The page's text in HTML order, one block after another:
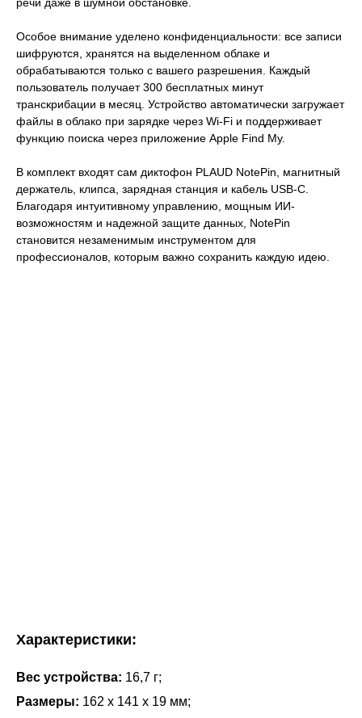
Особое внимание уделено конфиденциальности: все записи
шифруются, хранятся на выделенном облаке и
обрабатываются только с вашего разрешения. Каждый
пользователь получает 300 бесплатных минут
транскрибации в месяц. Устройство автоматически загружает
файлы в облако при зарядке через Wi‑Fi и поддерживает
функцию поиска через приложение Apple Find My.
В комплект входят сам диктофон PLAUD NotePin, магнитный
держатель, клипса, зарядная станция и кабель USB-C.
Благодаря интуитивному управлению, мощным ИИ-
возможностям и надежной защите данных, NotePin
становится незаменимым инструментом для
профессионалов, которым важно сохранить каждую идею.
Характеристики:
Вес устройства: 16,7 г;
Размеры: 162 x 141 x 19 мм;